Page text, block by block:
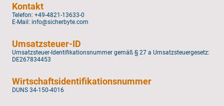
Kontakt
Telefon: +49-4821-13633-0
E-Mail: info@sicherbyte.com
Umsatzsteuer-ID
Umsatzsteuer-Identifikationsnummer gemäß § 27 a Umsatzsteuergesetz:
DE267834453
Wirtschaftsidentifikationsnummer
DUNS 34-150-4016